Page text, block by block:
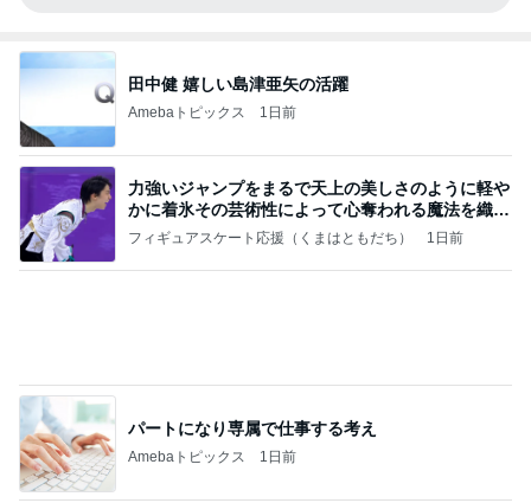
田中健 嬉しい島津亜矢の活躍
Amebaトピックス 1日前
力強いジャンプをまるで天上の美しさのように軽や
かに着氷その芸術性によって心奪われる魔法を織り
なす
フィギュアスケート応援（くまはともだち） 1日前
夫とファミレスで晩ごはん
武東由美オフィシャルブログ「MOTOちゃんと